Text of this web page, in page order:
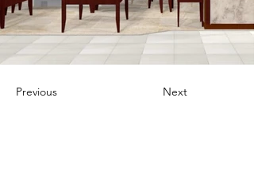
Previous Next